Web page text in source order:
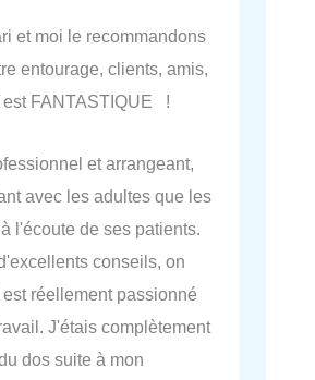
et moi le recommandons
entourage, clients, amis,
est FANTASTIQUE !
et arrangeant,
avec les adultes que les
l'écoute de ses patients.
conseils, on
réellement passionné
J'étais complètement
dos suite à mon